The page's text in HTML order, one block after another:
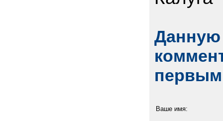
Данную
Ваше имя: